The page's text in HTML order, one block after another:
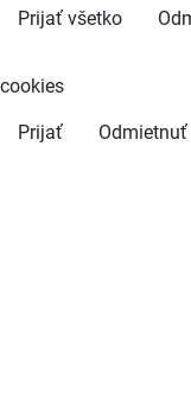
Prijať všetko
cookies
Prijať Odmietnuť